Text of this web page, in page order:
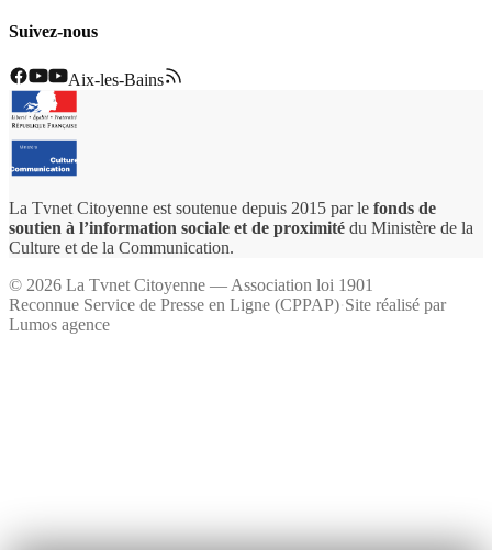
Suivez-nous
Aix-les-Bains
La Tvnet Citoyenne est soutenue depuis 2015 par le fonds de
soutien à l’information sociale et de proximité du Ministère de la
Culture et de la Communication.
© 2026 La Tvnet Citoyenne — Association loi 1901
Reconnue Service de Presse en Ligne (CPPAP)·Site réalisé par
Lumos agence